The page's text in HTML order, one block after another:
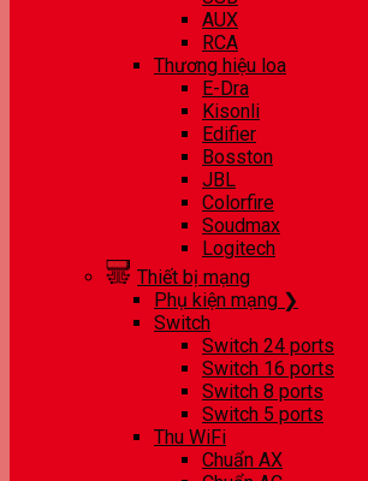
AUX
RCA
Thương hiệu loa
E-Dra
Kisonli
Edifier
Bosston
JBL
Colorfire
Soudmax
Logitech
Thiết bị mạng
Phụ kiện mạng ❯
Switch
Switch 24 ports
Switch 16 ports
Switch 8 ports
Switch 5 ports
Thu WiFi
Chuẩn AX